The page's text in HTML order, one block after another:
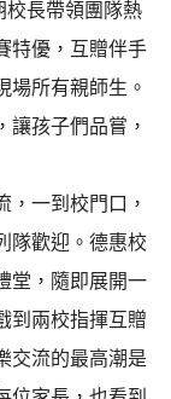
校長帶領團隊熱
特優，互贈伴手
場所有親師生。
讓孩子們品嘗，
，一到校門口，
隊歡迎。德惠校
堂，隨即展開一
到兩校指揮互贈
交流的最高潮是